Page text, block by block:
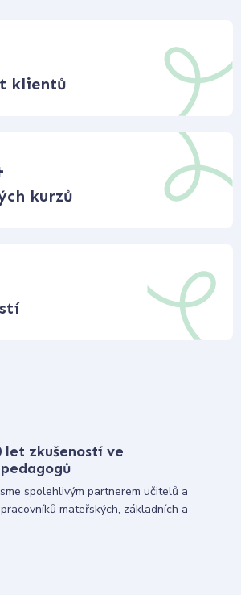
klientů
kurzů
let zkušeností ve
spolehlivým partnerem učitelů a
mateřských, základních a